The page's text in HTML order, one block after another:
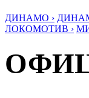
ДИНАМО ›
ЛОКОМОТИВ ›